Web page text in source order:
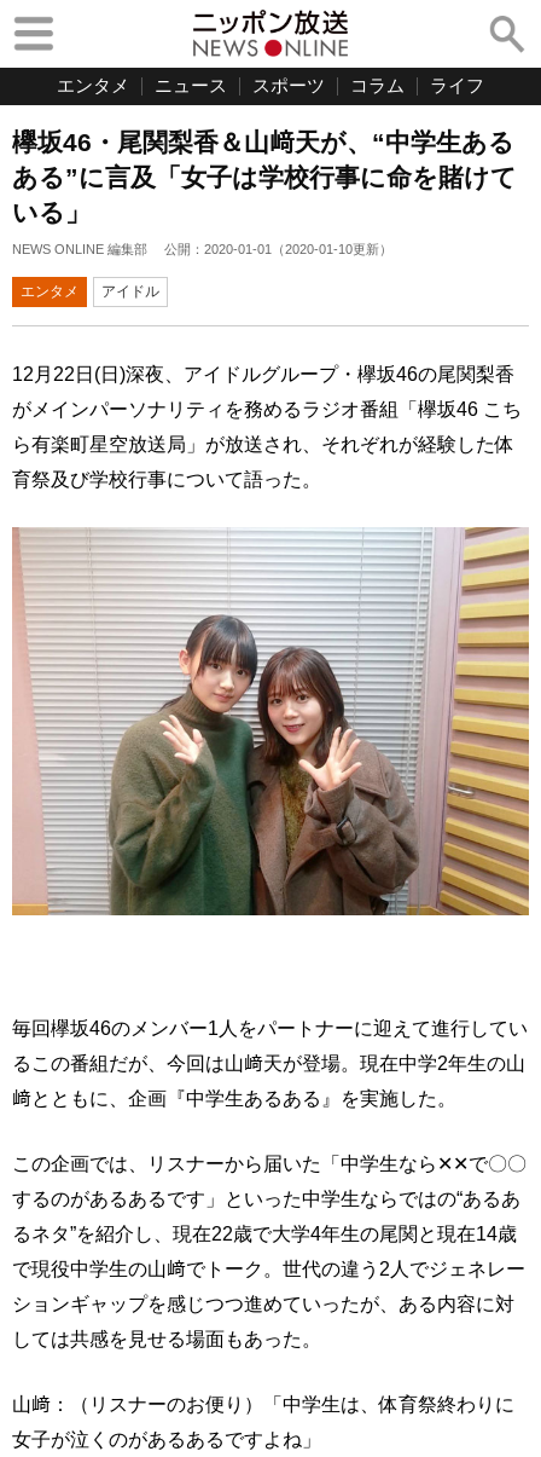
エンタメ ニュース スポーツ コラム ライフ
欅坂46・尾関梨香＆山﨑天が、“中学生ある
ある”に言及「女子は学校行事に命を賭けて
いる」
NEWS ONLINE 編集部 公開： 2020-01-01 （2020-01-10更新）
エンタメ アイドル
12月22日(日)深夜、アイドルグループ・欅坂46の尾関梨香
がメインパーソナリティを務めるラジオ番組「欅坂46 こち
ら有楽町星空放送局」が放送され、それぞれが経験した体
育祭及び学校行事について語った。
毎回欅坂46のメンバー1人をパートナーに迎えて進行してい
るこの番組だが、今回は山﨑天が登場。現在中学2年生の山
﨑とともに、企画『中学生あるある』を実施した。
この企画では、リスナーから届いた「中学生なら✕✕で〇〇
するのがあるあるです」といった中学生ならではの“あるあ
るネタ”を紹介し、現在22歳で大学4年生の尾関と現在14歳
で現役中学生の山﨑でトーク。世代の違う2人でジェネレー
ションギャップを感じつつ進めていったが、ある内容に対
しては共感を見せる場面もあった。
山﨑：（リスナーのお便り）「中学生は、体育祭終わりに
女子が泣くのがあるあるですよね」